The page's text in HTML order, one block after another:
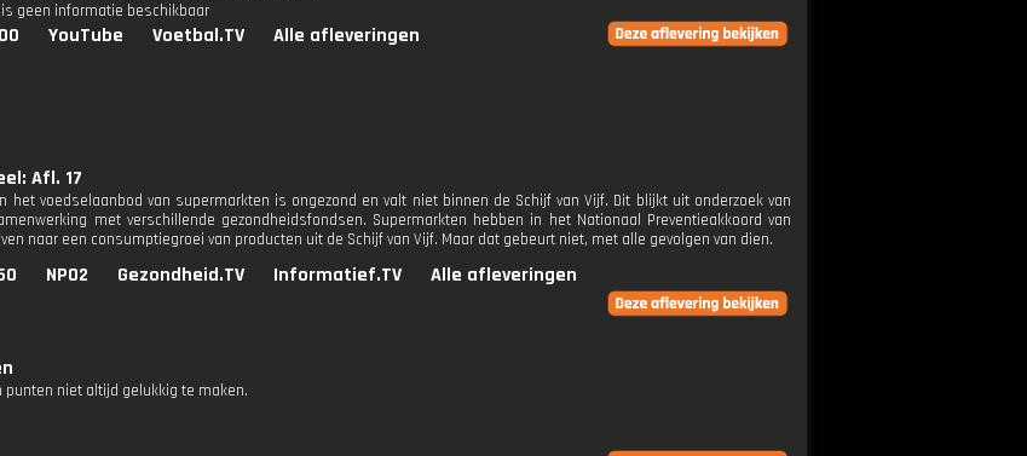
geen informatie beschikbaar
YouTube Voetbal.TV Alle afleveringen
Afl. 17
het voedselaanbod van supermarkten is ongezond en valt niet binnen de Schijf van Vijf. Dit blijkt uit onderzoek van
met verschillende gezondheidsfondsen. Supermarkten hebben in het Nationaal Preventieakkoord van
naar een consumptiegroei van producten uit de Schijf van Vijf. Maar dat gebeurt niet, met alle gevolgen van dien.
NPO2 Gezondheid.TV Informatief.TV Alle afleveringen
punten niet altijd gelukkig te maken.